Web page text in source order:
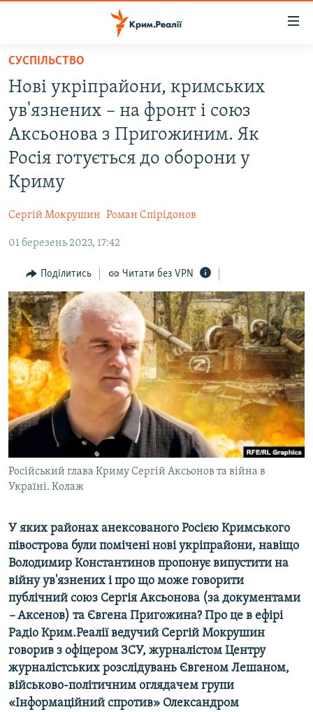
Перейти
основного
матеріалу
Перейти
до
основної
навігації
Перейти
до
ВОДА.КРИМ
ВІДЕО ТА ФОТО
ПОЛІТИКА
БЛОГИ
ІНТЕРВ'Ю
ВСЕ ЗА ДЕНЬ
СПЕЦПРОЕКТИ
ДЕПОРТАЦІЯ
ВІДЕОУРОКИ «ELIFBE»
СВІДЧЕННЯ ОКУПАЦІЇ
УКРАЇНСЬКА ПРОБЛЕМА КРИМУ
ІНФОГРАФІКА
ЯК ОБІЙТИ БЛОКУВАННЯ
Русский
Qırımtatar
ДОЛУЧАЙСЯ!
Усі сайти RFE/RL
СУСПІЛЬСТВО
Нові укріпрайони, кримських
ув'язнених – на фронт і союз
Аксьонова з Пригожиним. Як
Росія готується до оборони у
Криму
Сергій Мокрушин Роман Спірідонов
01 березень 2023, 17:42
Поділитись Читати без VPN
Російський глава Криму Сергій Аксьонов та війна в
Україні. Колаж
У яких районах анексованого Росією Кримського
півострова були помічені нові укріпрайони, навіщо
Володимир Константинов пропонує випустити на
війну ув'язнених і про що може говорити
публічний союз Сергія Аксьонова (за документами
– Аксенов) та Євгена Пригожина? Про це в ефірі
Радіо Крим.Реалії ведучий Сергій Мокрушин
говорив з офіцером ЗСУ, журналістом Центру
журналістських розслідувань Євгеном Лешаном,
військово-політичним оглядачем групи
«Інформаційний спротив» Олександром